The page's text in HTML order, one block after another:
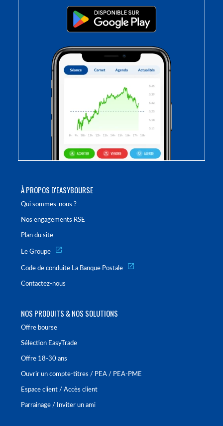
À PROPOS D'EASYBOURSE
Qui sommes-nous ?
Nos engagements RSE
Plan du site
Le Groupe
Code de conduite La Banque Postale
Contactez-nous
NOS PRODUITS & NOS SOLUTIONS
Offre bourse
Sélection EasyTrade
Offre 18-30 ans
Ouvrir un compte-titres / PEA / PEA-PME
Espace client / Accès client
Parrainage / Inviter un ami